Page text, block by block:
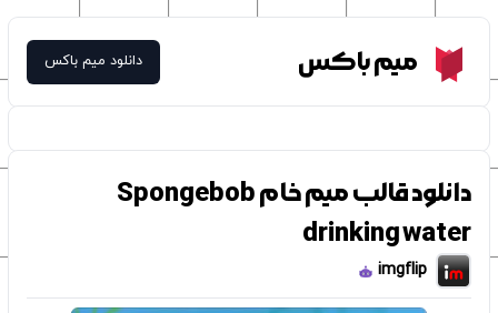
Meme Boxمیم باکس دانلود میم باکس
دانلود قالب میم خام Spongebob
drinking water
imgflip